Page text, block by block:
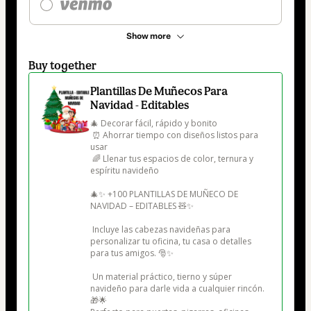
Show more
Buy together
Plantillas De Muñecos Para
Navidad - Editables
🎄 Decorar fácil, rápido y bonito
usar
espíritu navideño
🎄✨ +100 PLANTILLAS DE MUÑECO DE
NAVIDAD – EDITABLES 🧸✨
personalizar tu oficina, tu casa o detalles
para tus amigos. 🎅✨
navideño para darle vida a cualquier rincón.
🎁🌟